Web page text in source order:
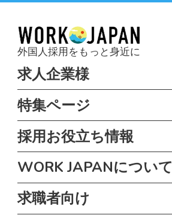
外国人採用をもっと身近に
求人企業様
特集ページ
採用お役立ち情報
WORK JAPANについて
求職者向け